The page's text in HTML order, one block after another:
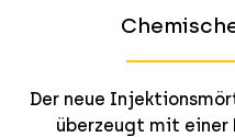
Der neue
überzeugt mit einer